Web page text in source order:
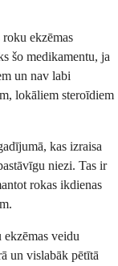
ekzēmas
šo medikamentu, ja
un nav labi
lokāliem steroīdiem
kas izraisa
niezi. Tas ir
rokas ikdienas
veidu
un vislabāk pētītā